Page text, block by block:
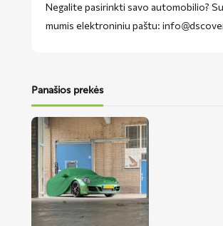
Negalite pasirinkti savo automobilio?
mumis elektroniniu paštu:
Panašios prekės
Lees
meer
over
LUXX
automobilio
uždangalas